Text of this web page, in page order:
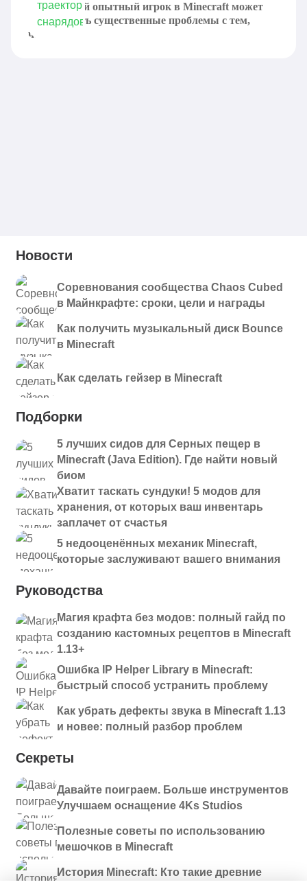
Даже самый опытный игрок в Minecraft может
испытывать существенные проблемы с тем,
чтобы...
Новости
Соревнования сообщества Chaos Cubed
в Майнкрафте: сроки, цели и награды
Как получить музыкальный диск Bounce
в Minecraft
Как сделать гейзер в Minecraft
Подборки
5 лучших сидов для Серных пещер в
Minecraft (Java Edition). Где найти новый
биом
Хватит таскать сундуки! 5 модов для
хранения, от которых ваш инвентарь
заплачет от счастья
5 недооценённых механик Minecraft,
которые заслуживают вашего внимания
Руководства
Магия крафта без модов: полный гайд по
созданию кастомных рецептов в Minecraft
1.13+
Ошибка IP Helper Library в Minecraft:
быстрый способ устранить проблему
Как убрать дефекты звука в Minecraft 1.13
и новее: полный разбор проблем
Секреты
Давайте поиграем. Больше инструментов
Улучшаем оснащение 4Ks Studios
Полезные советы по использованию
мешочков в Minecraft
История Minecraft: Кто такие древние